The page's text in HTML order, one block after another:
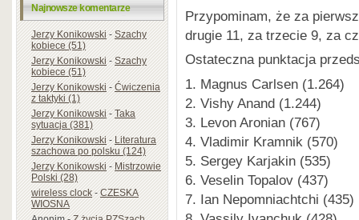
Najnowsze komentarze
Jerzy Konikowski-Szachy
kobiece (51)
Jerzy Konikowski-Szachy
kobiece (51)
Jerzy Konikowski-Ćwiczenia
z taktyki (1)
Jerzy Konikowski-Taka
sytuacja (381)
Jerzy Konikowski-Literatura
szachowa po polsku (124)
Jerzy Konikowski-Mistrzowie
Polski (28)
wireless clock-CZESKA
WIOSNA
Przypominam, że za
drugie 11, za trzecie 9, za
Ostateczna punktacja
1. Magnus Carlsen (1.264)
2. Vishy Anand (1.244)
3. Levon Aronian (767)
4. Vladimir Kramnik (570)
5. Sergey Karjakin (535)
6. Veselin Topalov (437)
7. Ian Nepomniachtchi (435)